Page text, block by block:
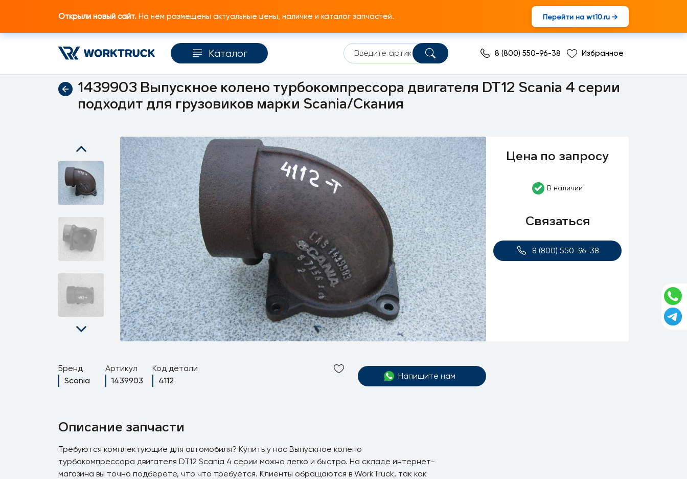
Открыли новый сайт. На нём размещены актуальные цены, наличие и каталог запчастей. Перейти на wt10.ru →
Каталог 8 (800) 550-96-38 Избранное
Главная Каталог запчастей Двигатель Турбокомпаунд
1439903 Выпускное колено турбокомпрессора двигателя DT12 Scania 4 серии
подходит для грузовиков марки Scania/Скания
Бренд
Scania
Артикул
1439903
Код детали
4112
Напишите нам
Цена по запросу
В наличии
Связаться
8 (800) 550-96-38
Описание запчасти
Требуются комплектующие для автомобиля? Купить у нас Выпускное колено
турбокомпрессора двигателя DT12 Scania 4 серии можно легко и быстро. На складе интернет-
магазина вы точно подберете, что что требуется. Клиенты обращаются в WorkTruck, так как